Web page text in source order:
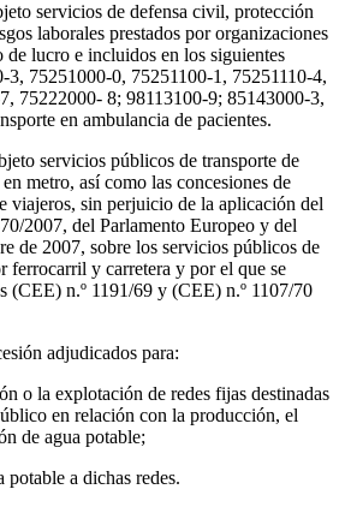
servicios de defensa civil, protección
laborales prestados por organizaciones
de lucro e incluidos en los siguientes
75251000-0, 75251100-1, 75251110-4,
75222000- 8; 98113100-9; 85143000-3,
en ambulancia de pacientes.
servicios públicos de transporte de
metro, así como las concesiones de
viajeros, sin perjuicio de la aplicación del
2007, del Parlamento Europeo y del
de 2007, sobre los servicios públicos de
ferrocarril y carretera y por el que se
(CEE) n.º 1191/69 y (CEE) n.º 1107/70
adjudicados para:
o la explotación de redes fijas destinadas
en relación con la producción, el
de agua potable;
potable a dichas redes.